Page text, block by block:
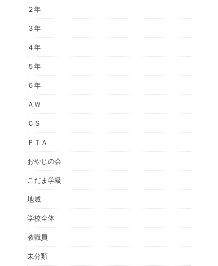
２年
３年
４年
５年
６年
ＡＷ
ＣＳ
ＰＴＡ
おやじの会
こだま学級
地域
学校全体
教職員
未分類